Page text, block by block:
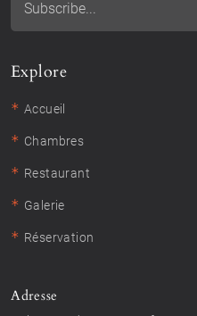
Explore
* Accueil
* Chambres
* Restaurant
* Galerie
* Réservation
Adresse